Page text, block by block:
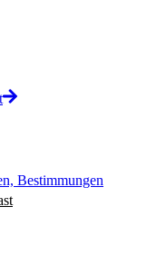
Bestimmungen